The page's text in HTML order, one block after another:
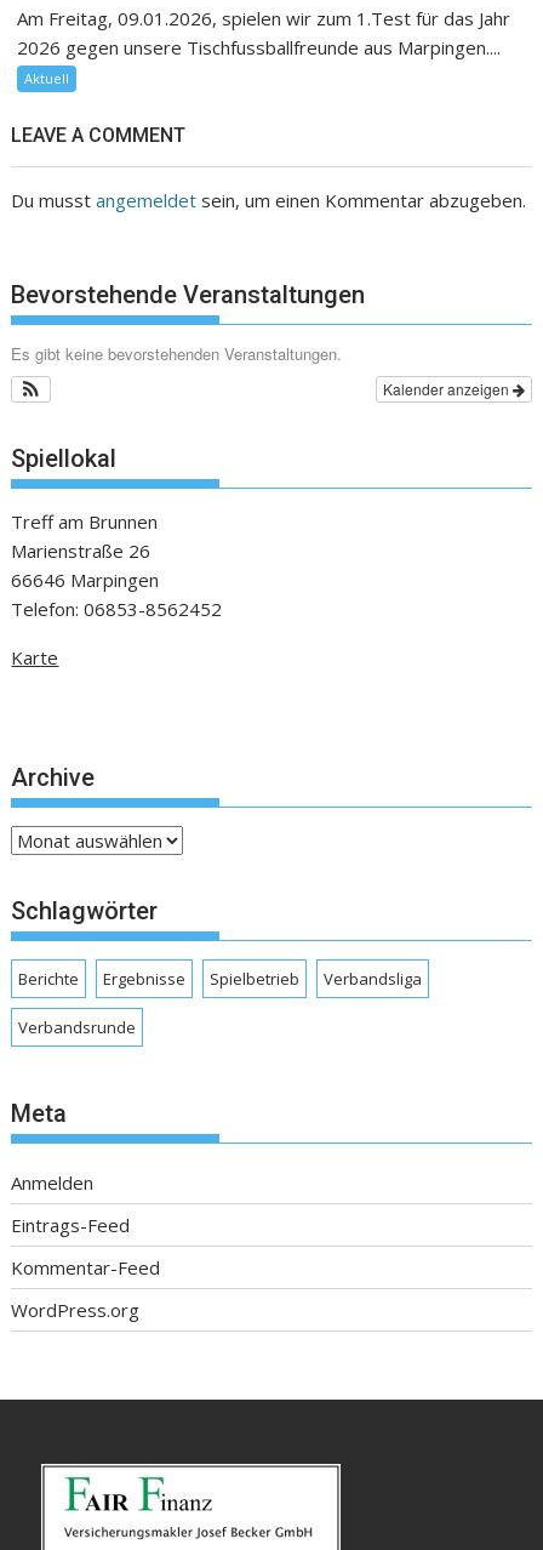
Am Freitag, 09.01.2026, spielen wir zum 1.Test für das Jahr
2026 gegen unsere Tischfussballfreunde aus Marpingen....
Aktuell
LEAVE A COMMENT
Du musstangemeldet sein, um einen Kommentar abzugeben.
Bevorstehende Veranstaltungen
Es gibt keine bevorstehenden Veranstaltungen.
Kalender anzeigen
Spiellokal
Treff am Brunnen
Marienstraße 26
66646 Marpingen
Telefon: 06853-8562452
Karte
Archive
Archive
Schlagwörter
Berichte Ergebnisse Spielbetrieb Verbandsliga
Verbandsrunde
Meta
Anmelden
Eintrags-Feed
Kommentar-Feed
WordPress.org